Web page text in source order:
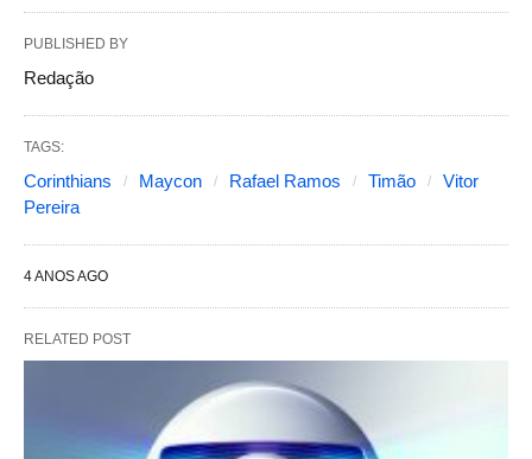
PUBLISHED BY
Redação
TAGS:
Corinthians Maycon Rafael Ramos Timão
Vitor
Pereira
4 ANOS AGO
RELATED POST